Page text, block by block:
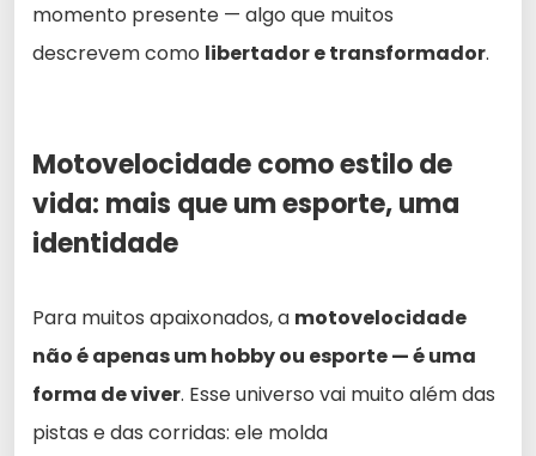
momento presente — algo que muitos
descrevem como libertador e transformador.
Motovelocidade como estilo de
vida: mais que um esporte, uma
identidade
Para muitos apaixonados, a motovelocidade
não é apenas um hobby ou esporte — é uma
forma de viver. Esse universo vai muito além das
pistas e das corridas: ele molda